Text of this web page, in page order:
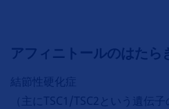
アフィニトールのはたら
結節性硬化症
（主にTSC1/TSC2という遺伝子